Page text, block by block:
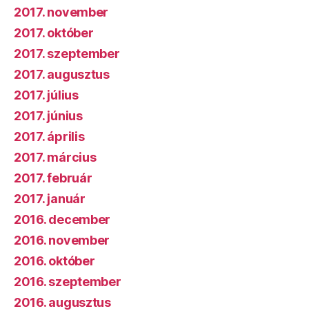
2017. november
2017. október
2017. szeptember
2017. augusztus
2017. július
2017. június
2017. április
2017. március
2017. február
2017. január
2016. december
2016. november
2016. október
2016. szeptember
2016. augusztus